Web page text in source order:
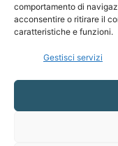
comportamento di
acconsentire o ritirare il
caratteristiche e funzioni.
Gestisci servizi